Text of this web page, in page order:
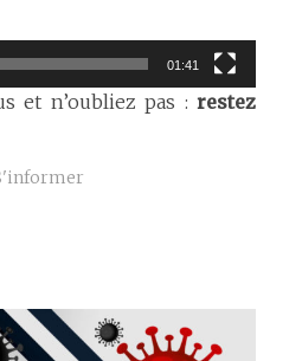
01:41
et n’oubliez pas :restez